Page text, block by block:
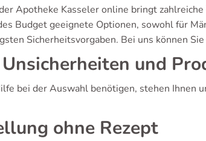
Apotheke Kasseler online bringt
Budget geeignete Optionen, sowohl für
Sicherheitsvorgaben. Bei uns können
und
bei der Auswahl benötigen, stehen Ihnen
ohne Rezept